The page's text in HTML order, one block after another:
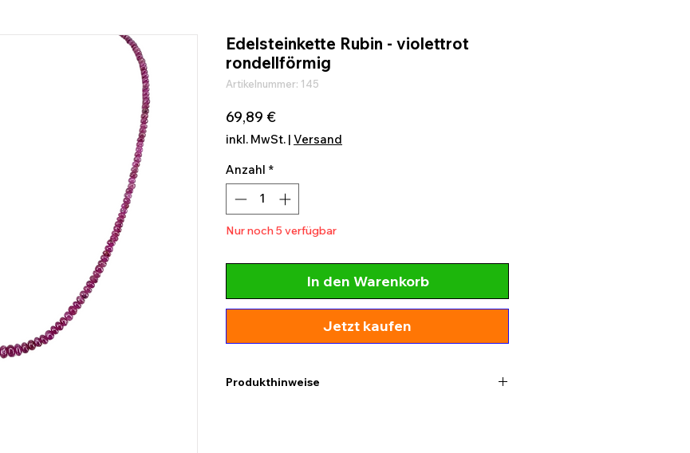
Edelsteinkette Rubin - violettrot
rondellförmig
Artikelnummer: 145
69,89 €Preis
inkl. MwSt. | Versand
Anzahl *
Nur noch 5 verfügbar
In den Warenkorb
Jetzt kaufen
Produkthinweise